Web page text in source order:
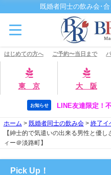
既婚者同士の飲み会･
はじめての方へ ご予約〜当日まで
東 京 大 阪
お知らせ LINE友達限定！
ホーム > 既婚者同士の飲み会> 終了イ
【紳士的で気遣いの出来る男性と優
ィー＠淡路町】
Pick Up！